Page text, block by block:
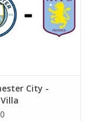
City -